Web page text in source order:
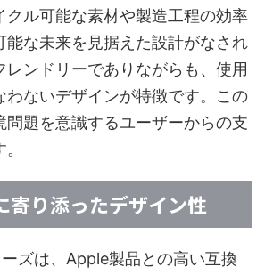
クル可能な素材や製造工程の効率
能な未来を見据えた設計がなされ
レンドリーでありながらも、使用
わないデザインが特徴です。この
問題を意識するユーザーからの支
り添ったデザイン性
ズは、Apple製品との高い互換